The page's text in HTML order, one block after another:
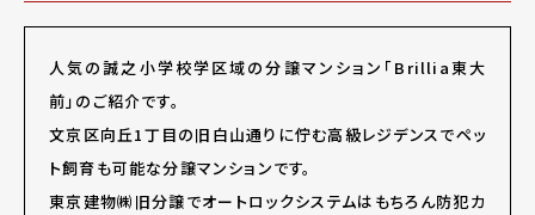
人気の誠之小学校学区域の分譲マンション「Brillia東大
前」のご紹介です。
文京区向丘1丁目の旧白山通りに佇む高級レジデンスでペッ
ト飼育も可能な分譲マンションです。
東京建物㈱旧分譲でオートロックシステムはもちろん防犯カ